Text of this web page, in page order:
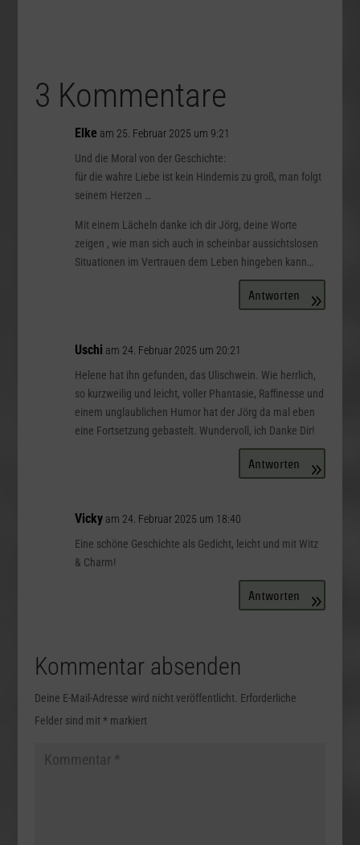
3 Kommentare
Elke am 25. Februar 2025 um 9:21
Und die Moral von der Geschichte:
für die wahre Liebe ist kein Hindernis zu groß, man folgt
seinem Herzen …
Mit einem Lächeln danke ich dir Jörg, deine Worte
zeigen , wie man sich auch in scheinbar aussichtslosen
Situationen im Vertrauen dem Leben hingeben kann…
Antworten
Uschi am 24. Februar 2025 um 20:21
Helene hat ihn gefunden, das Ulischwein. Wie herrlich,
so kurzweilig und leicht, voller Phantasie, Raffinesse und
einem unglaublichen Humor hat der Jörg da mal eben
eine Fortsetzung gebastelt. Wundervoll, ich Danke Dir!
Antworten
Vicky am 24. Februar 2025 um 18:40
Eine schöne Geschichte als Gedicht, leicht und mit Witz
& Charm!
Antworten
Kommentar absenden
Deine E-Mail-Adresse wird nicht veröffentlicht. Erforderliche
Felder sind mit*markiert